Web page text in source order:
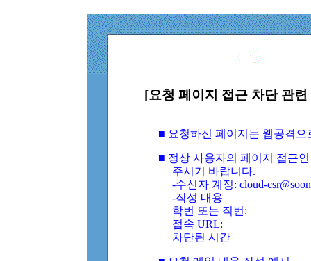
[요청 페이지 접근 차단 관
■ 요청하신 페이지는 웹공격
■ 정상 사용자의 페이지 접근
주시기 바랍니다.
-수신자 계정: cloud-
-작성 내용
학번 또는 직번:
접속 URL:
차단된 시간